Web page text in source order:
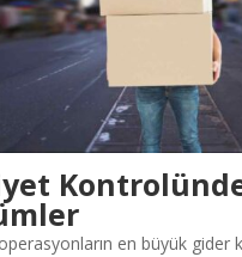
Kontrolünde
en büyük gider